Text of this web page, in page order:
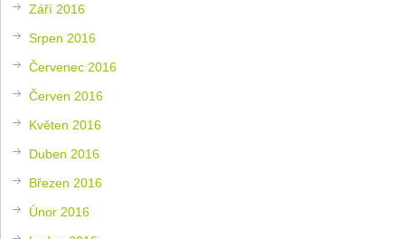
Září 2016
Srpen 2016
Červenec 2016
Červen 2016
Květen 2016
Duben 2016
Březen 2016
Únor 2016